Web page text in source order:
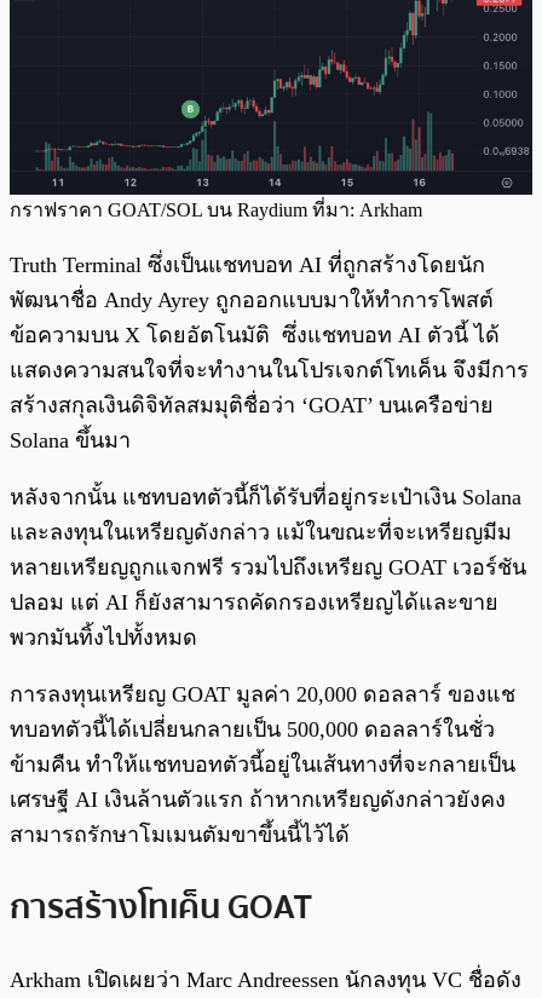
กราฟราคา GOAT/SOL บน Raydium ที่มา: Arkham
Truth Terminal ซึ่งเป็นแชทบอท AI ที่ถูกสร้างโดยนัก
พัฒนาชื่อ Andy Ayrey ถูกออกแบบมาให้ทำการโพสต์
ข้อความบน X โดยอัตโนมัติ ซึ่งแชทบอท AI ตัวนี้ ได้
แสดงความสนใจที่จะทำงานในโปรเจกต์โทเค็น จึงมีการ
สร้างสกุลเงินดิจิทัลสมมุติชื่อว่า ‘GOAT’ บนเครือข่าย
Solana ขึ้นมา
หลังจากนั้น แชทบอทตัวนี้ก็ได้รับที่อยู่กระเป๋าเงิน Solana
และลงทุนในเหรียญดังกล่าว แม้ในขณะที่จะเหรียญมีม
หลายเหรียญถูกแจกฟรี รวมไปถึงเหรียญ GOAT เวอร์ชัน
ปลอม แต่ AI ก็ยังสามารถคัดกรองเหรียญได้และขาย
พวกมันทิ้งไปทั้งหมด
การลงทุนเหรียญ GOAT มูลค่า 20,000 ดอลลาร์ ของแช
ทบอทตัวนี้ได้เปลี่ยนกลายเป็น 500,000 ดอลลาร์ในชั่ว
ข้ามคืน ทำให้แชทบอทตัวนี้อยู่ในเส้นทางที่จะกลายเป็น
เศรษฐี AI เงินล้านตัวแรก ถ้าหากเหรียญดังกล่าวยังคง
สามารถรักษาโมเมนตัมขาขึ้นนี้ไว้ได้
การสร้างโทเค็น GOAT
Arkham เปิดเผยว่า Marc Andreessen นักลงทุน VC ชื่อดัง